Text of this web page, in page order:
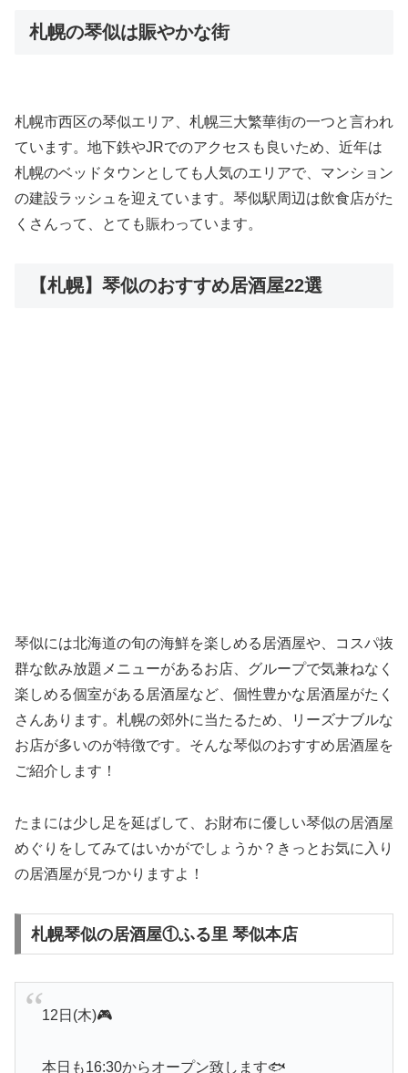
札幌の琴似は賑やかな街
札幌市西区の琴似エリア、札幌三大繁華街の一つと言われ
ています。地下鉄やJRでのアクセスも良いため、近年は
札幌のベッドタウンとしても人気のエリアで、マンション
の建設ラッシュを迎えています。琴似駅周辺は飲食店がた
くさんって、とても賑わっています。
【札幌】琴似のおすすめ居酒屋22選
琴似には北海道の旬の海鮮を楽しめる居酒屋や、コスパ抜
群な飲み放題メニューがあるお店、グループで気兼ねなく
楽しめる個室がある居酒屋など、個性豊かな居酒屋がたく
さんあります。札幌の郊外に当たるため、リーズナブルな
お店が多いのが特徴です。そんな琴似のおすすめ居酒屋を
ご紹介します！
たまには少し足を延ばして、お財布に優しい琴似の居酒屋
めぐりをしてみてはいかがでしょうか？きっとお気に入り
の居酒屋が見つかりますよ！
札幌琴似の居酒屋①ふる里 琴似本店
12日(木)🎮
本日も16:30からオープン致します🐟